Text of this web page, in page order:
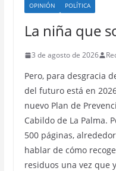
OPINIÓN
POLÍTICA
La niña que
3 de agosto de 2026
Pero, para desgracia
del futuro está en
nuevo Plan de
Cabildo de La Palma.
500 páginas,
hablar de cómo
residuos una vez que